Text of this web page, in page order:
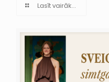
Lasīt vairāk...